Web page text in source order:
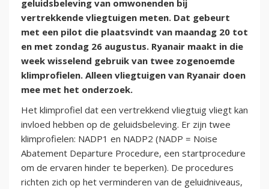
geluidsbeleving van omwonenden bij
vertrekkende vliegtuigen meten. Dat gebeurt
met een pilot die plaatsvindt van maandag 20 tot
en met zondag 26 augustus. Ryanair maakt in die
week wisselend gebruik van twee zogenoemde
klimprofielen. Alleen vliegtuigen van Ryanair doen
mee met het onderzoek.
Het klimprofiel dat een vertrekkend vliegtuig vliegt kan
invloed hebben op de geluidsbeleving. Er zijn twee
klimprofielen: NADP1 en NADP2 (NADP = Noise
Abatement Departure Procedure, een startprocedure
om de ervaren hinder te beperken). De procedures
richten zich op het verminderen van de geluidniveaus,